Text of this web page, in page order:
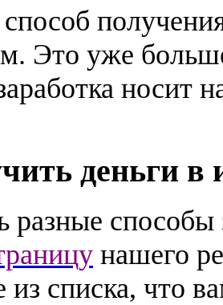
Это уже
носит
деньги в
разные
нашего
списка, что